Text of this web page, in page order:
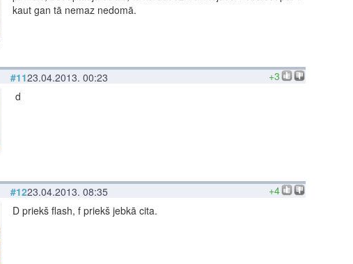
kaut gan tā nemaz nedomā.
+3
#1123.04.2013. 00:23
d
+4
#1223.04.2013. 08:35
D priekš flash, f priekš jebkā cita.